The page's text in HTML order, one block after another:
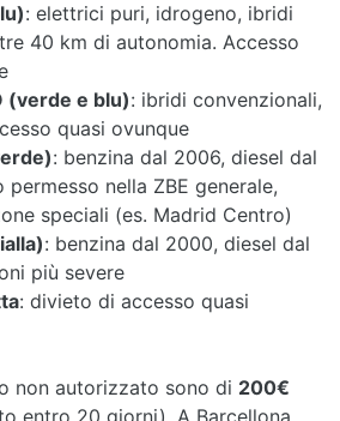
: elettrici puri, idrogeno, ibridi
40 km di autonomia. Accesso
(verde e blu): ibridi convenzionali,
quasi ovunque
: benzina dal 2006, diesel dal
permesso nella ZBE generale,
speciali (es. Madrid Centro)
: benzina dal 2000, diesel dal
più severe
: divieto di accesso quasi
non autorizzato sono di 200€